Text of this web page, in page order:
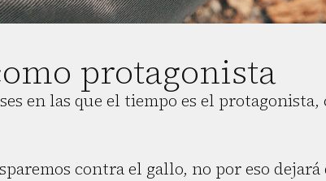
protagonista
en las que el tiempo es el
contra el gallo, no por eso dejará